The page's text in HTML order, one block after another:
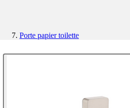
Porte papier toilette